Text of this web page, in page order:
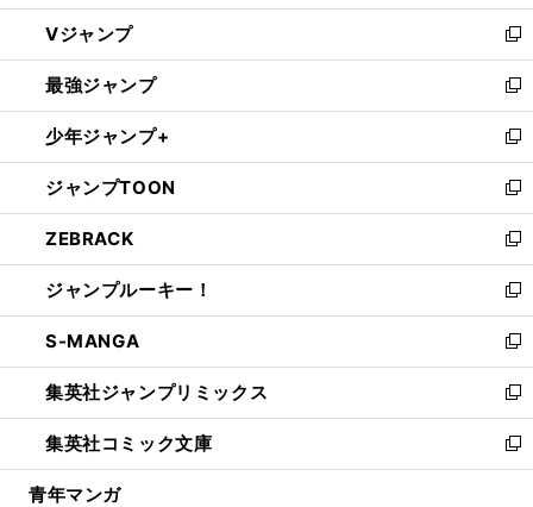
ウ
ィ
ン
ド
ウ
で
開
く
し
い
ウ
ィ
ン
ド
ウ
で
開
く
Vジャンプ
新
し
い
ウ
ィ
ン
ド
ウ
で
開
く
最強ジャンプ
新
し
い
ウ
ィ
ン
ド
ウ
で
開
く
少年ジャンプ+
新
し
い
ウ
ィ
ン
ド
ウ
で
開
く
ジャンプTOON
新
し
い
ウ
ィ
ン
ド
ウ
で
開
く
ZEBRACK
新
し
い
ウ
ィ
ン
ド
ウ
で
開
ジャンプルーキー！
新
し
い
ウ
ィ
ン
ド
ウ
S-MANGA
新
し
い
ウ
ィ
ン
集英社ジャンプリミックス
新
し
い
ウ
集英社コミック文庫
新
し
青年マンガ